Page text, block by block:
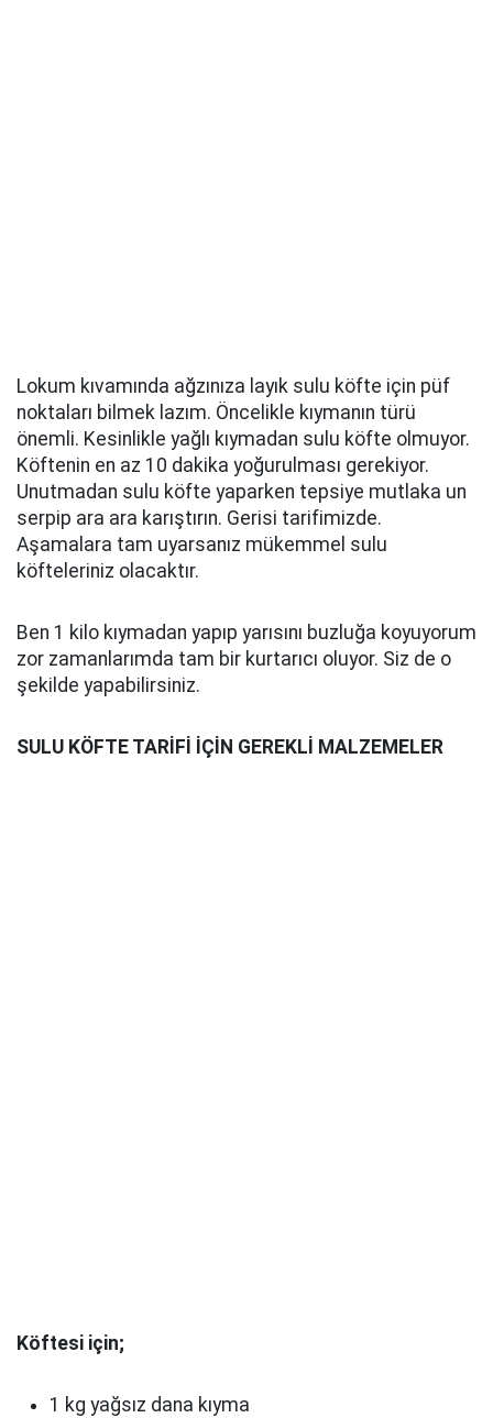
Lokum kıvamında ağzınıza layık sulu köfte için püf
noktaları bilmek lazım. Öncelikle kıymanın türü
önemli. Kesinlikle yağlı kıymadan sulu köfte olmuyor.
Köftenin en az 10 dakika yoğurulması gerekiyor.
Unutmadan sulu köfte yaparken tepsiye mutlaka un
serpip ara ara karıştırın. Gerisi tarifimizde.
Aşamalara tam uyarsanız mükemmel sulu
köfteleriniz olacaktır.
Ben 1 kilo kıymadan yapıp yarısını buzluğa koyuyorum
zor zamanlarımda tam bir kurtarıcı oluyor. Siz de o
şekilde yapabilirsiniz.
SULU KÖFTE TARİFİ İÇİN GEREKLİ MALZEMELER
Köftesi için;
1 kg yağsız dana kıyma